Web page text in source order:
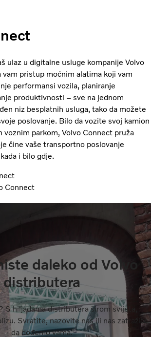
ulaz u digitalne usluge kompanije Volvo
vam pristup moćnim alatima koji vam
performansi vozila, planiranje
produktivnosti – sve na jednom
niz besplatnih usluga, tako da možete
poslovanje. Bilo da vozite svoj kamion
voznim parkom, Volvo Connect pruža
čine vaše transportno poslovanje
i bilo gdje.
Connect
daleko od Volvo
distributera
S hiljadama distributera širom svijeta,
Svratite, nazovite nas ili nas zatražite
da dođemo vama.